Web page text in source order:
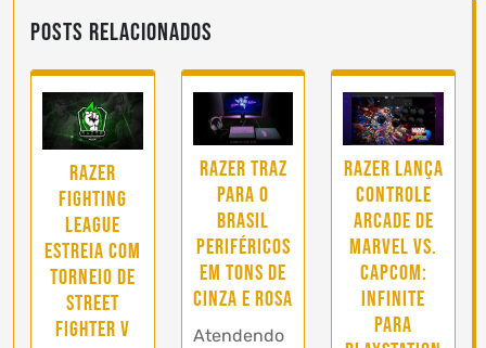
Posts Relacionados
Razer
Fighting
League
estreia com
torneio de
Street
Fighter V
Razer traz
para o
Brasil
periféricos
em tons de
cinza e rosa
Atendendo
Razer lança
controle
arcade de
Marvel vs.
Capcom:
Infinite
para